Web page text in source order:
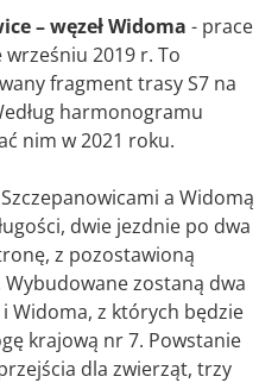
– węzeł Widoma - prace
wrześniu 2019 r. To
fragment trasy S7 na
harmonogramu
nim w 2021 roku.
a Widomą
dwie jezdnie po dwa
z pozostawioną
zostaną dwa
i Widoma, z których będzie
krajową nr 7. Powstanie
dla zwierząt, trzy